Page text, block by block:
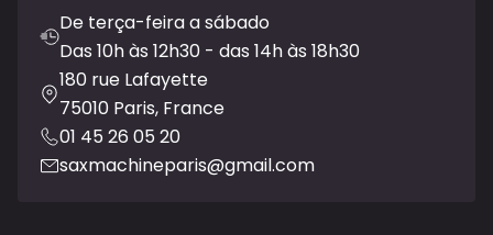
De terça-feira a sábado
Das 10h às 12h30 - das 14h às 18h30
180 rue Lafayette
75010 Paris, France
01 45 26 05 20
saxmachineparis@gmail.com